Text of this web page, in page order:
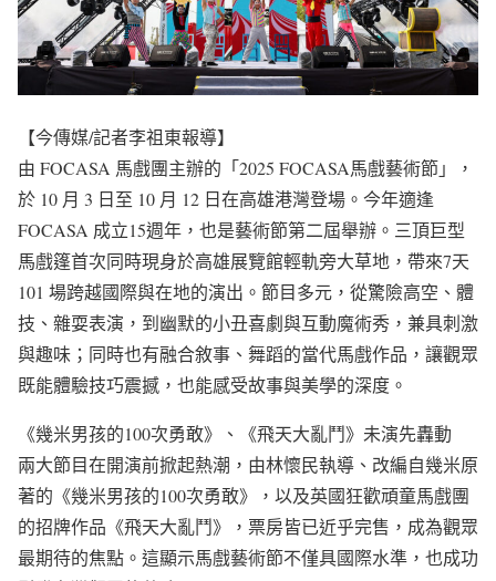
【今傳媒/記者李祖東報導】
由 FOCASA 馬戲團主辦的「2025 FOCASA馬戲藝術節」，
於 10 月 3 日至 10 月 12 日在高雄港灣登場。今年適逢
FOCASA 成立15週年，也是藝術節第二屆舉辦。三頂巨型
馬戲篷首次同時現身於高雄展覽館輕軌旁大草地，帶來7天
101 場跨越國際與在地的演出。節目多元，從驚險高空、體
技、雜耍表演，到幽默的小丑喜劇與互動魔術秀，兼具刺激
與趣味；同時也有融合敘事、舞蹈的當代馬戲作品，讓觀眾
既能體驗技巧震撼，也能感受故事與美學的深度。
《幾米男孩的100次勇敢》、《飛天大亂鬥》未演先轟動
兩大節目在開演前掀起熱潮，由林懷民執導、改編自幾米原
著的《幾米男孩的100次勇敢》，以及英國狂歡頑童馬戲團
的招牌作品《飛天大亂鬥》，票房皆已近乎完售，成為觀眾
最期待的焦點。這顯示馬戲藝術節不僅具國際水準，也成功